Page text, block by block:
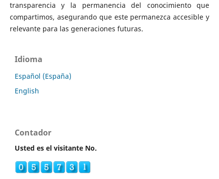
transparencia y la permanencia del conocimiento que
compartimos, asegurando que este permanezca accesible y
relevante para las generaciones futuras.
Idioma
Español (España)
English
Contador
Usted es el visitante No.